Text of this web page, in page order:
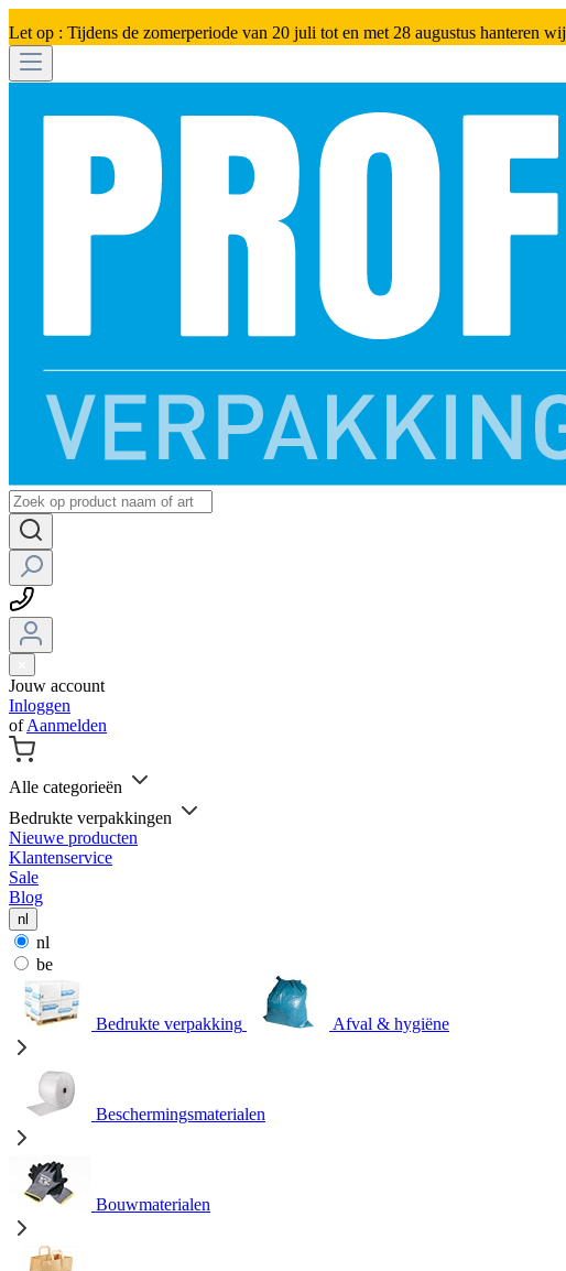
Let op : Tijdens de zomerperiode van 20 juli tot en met 28 augustus hanteren wij
Jouw account
Inloggen
ofAanmelden
Alle categorieën
Bedrukte verpakkingen
Nieuwe producten
Klantenservice
Sale
Blog
nl
nl
be
Bedrukte verpakking Afval & hygiëne
Beschermingsmaterialen
Bouwmaterialen